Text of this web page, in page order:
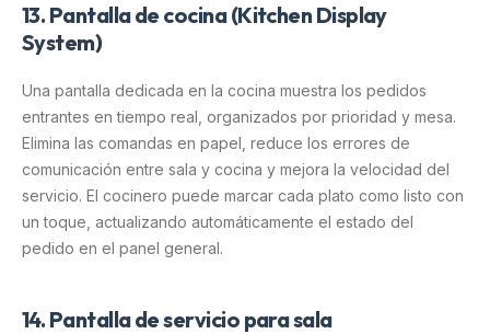
13. Pantalla de cocina (Kitchen Display
System)
Una pantalla dedicada en la cocina muestra los pedidos
entrantes en tiempo real, organizados por prioridad y mesa.
Elimina las comandas en papel, reduce los errores de
comunicación entre sala y cocina y mejora la velocidad del
servicio. El cocinero puede marcar cada plato como listo con
un toque, actualizando automáticamente el estado del
pedido en el panel general.
14. Pantalla de servicio para sala